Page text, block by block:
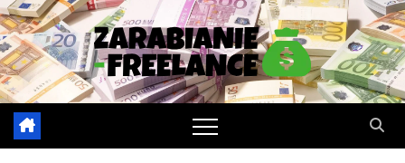
Skip
to
content